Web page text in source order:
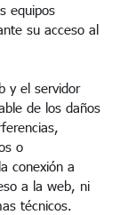
equipos
su acceso al
y el servidor
de los daños
o
conexión a
a la web, ni
técnicos.